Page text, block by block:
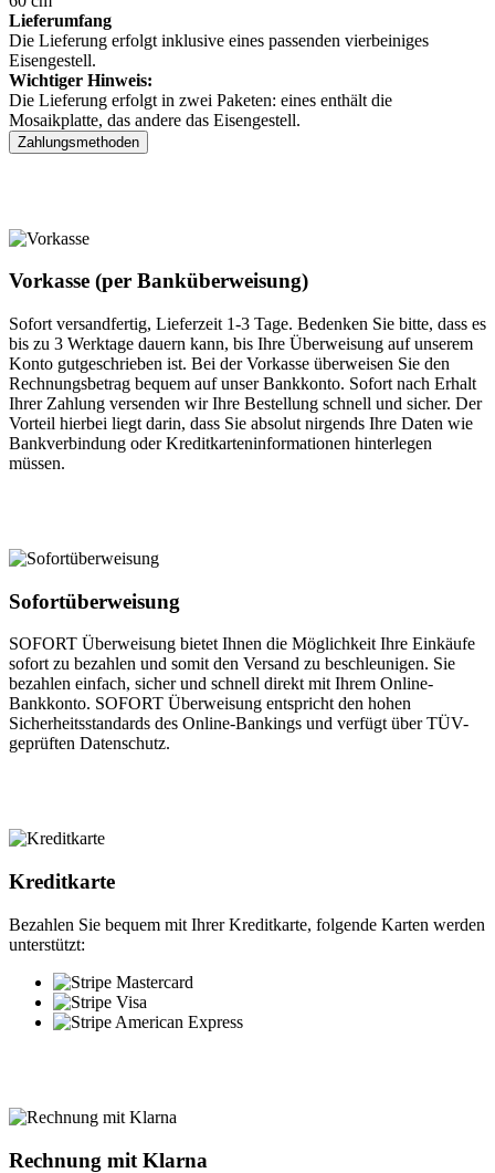
Lieferumfang
Die Lieferung erfolgt inklusive eines passenden vierbeiniges
Eisengestell.
Wichtiger Hinweis:
Die Lieferung erfolgt in zwei Paketen: eines enthält die
Mosaikplatte, das andere das Eisengestell.
Zahlungsmethoden
Vorkasse (per Banküberweisung)
Sofort versandfertig, Lieferzeit 1-3 Tage. Bedenken Sie bitte, dass es
bis zu 3 Werktage dauern kann, bis Ihre Überweisung auf unserem
Konto gutgeschrieben ist. Bei der Vorkasse überweisen Sie den
Rechnungsbetrag bequem auf unser Bankkonto. Sofort nach Erhalt
Ihrer Zahlung versenden wir Ihre Bestellung schnell und sicher. Der
Vorteil hierbei liegt darin, dass Sie absolut nirgends Ihre Daten wie
Bankverbindung oder Kreditkarteninformationen hinterlegen
müssen.
Sofortüberweisung
SOFORT Überweisung bietet Ihnen die Möglichkeit Ihre Einkäufe
sofort zu bezahlen und somit den Versand zu beschleunigen. Sie
bezahlen einfach, sicher und schnell direkt mit Ihrem Online-
Bankkonto. SOFORT Überweisung entspricht den hohen
Sicherheitsstandards des Online-Bankings und verfügt über TÜV-
geprüften Datenschutz.
Kreditkarte
Bezahlen Sie bequem mit Ihrer Kreditkarte, folgende Karten werden
unterstützt:
Rechnung mit Klarna